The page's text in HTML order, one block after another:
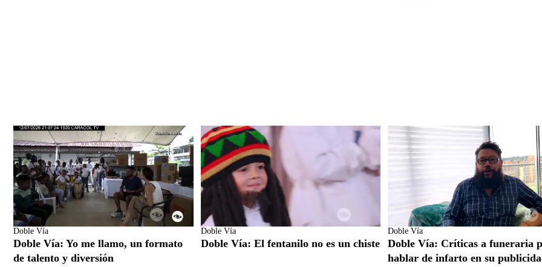
Doble Vía
Doble Vía: Yo me llamo, un formato
de talento y diversión
Doble Vía
Doble Vía: El fentanilo no es un chiste
Doble Vía
Doble Vía: Críticas a funeraria
hablar de infarto en su